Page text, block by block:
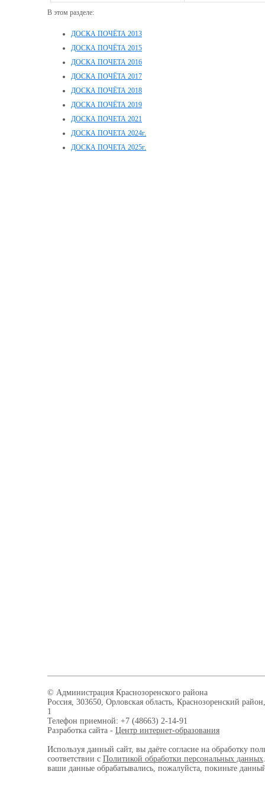
В этом разделе:
ДОСКА ПОЧЁТА 2013
ДОСКА ПОЧЁТА 2015
ДОСКА ПОЧЕТА 2016
ДОСКА ПОЧЁТА 2017
ДОСКА ПОЧЁТА 2018
ДОСКА ПОЧЁТА 2019
ДОСКА ПОЧЕТА 2021
ДОСКА ПОЧЕТА 2024г.
ДОСКА ПОЧЕТА 2025г.
© Администрация Краснозоренского района
Россия, 303650, Орловская область, Краснозоренский
1
Телефон приемной: +7 (48663) 2-14-91
Разработка сайта - Центр интернет-образования
Используя данный сайт, вы даёте согласие на обработку
соответствии с Политикой обработки персональных данных
ваши данные обрабатывались, пожалуйста, покиньте